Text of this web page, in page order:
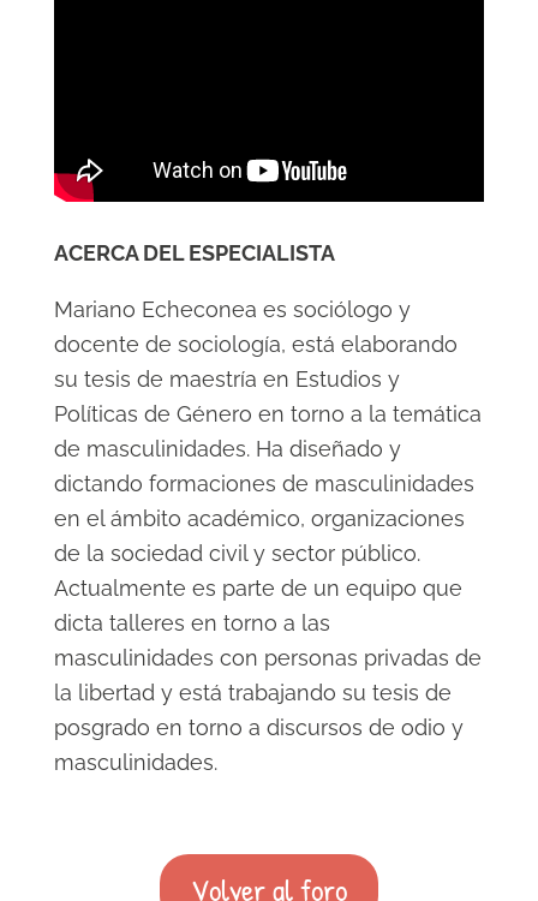
ACERCA DEL ESPECIALISTA
Mariano Echeconea es sociólogo y
docente de sociología, está elaborando
su tesis de maestría en Estudios y
Políticas de Género en torno a la temática
de masculinidades. Ha diseñado y
dictando formaciones de masculinidades
en el ámbito académico, organizaciones
de la sociedad civil y sector público.
Actualmente es parte de un equipo que
dicta talleres en torno a las
masculinidades con personas privadas de
la libertad y está trabajando su tesis de
posgrado en torno a discursos de odio y
masculinidades.
Volver al foro